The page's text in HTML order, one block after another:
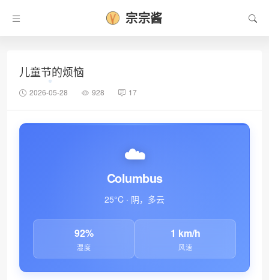
宗宗酱
儿童节的烦恼
2026-05-28 928 17
☁️
Columbus
25°C · 阴，多云
92%
湿度
1 km/h
风速